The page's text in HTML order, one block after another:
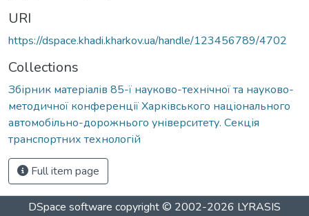
URI
https://dspace.khadi.kharkov.ua/handle/123456789/4702
Collections
Збірник матеріалів 85-ї науково-технічної та науково-
методичної конференції Харківського національного
автомобільно-дорожнього університету. Секція
транспортних технологій
Full item page
DSpace software copyright © 2002-2026 LYRASIS